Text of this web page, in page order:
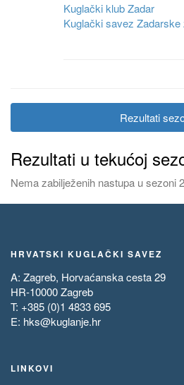
Kuglački klub Zadar
Kuglački savez Zadarske
Rezultati
Rezultati u tekućoj
Nema zabilježenih nastupa u sezoni
HRVATSKI KUGLAČKI SAVEZ
A: Zagreb, Horvaćanska cesta 29
HR-10000 Zagreb
T: +385 (0)1 4833 695
E: hks@kuglanje.hr
LINKOVI